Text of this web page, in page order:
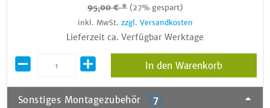
95,00 € * (27% gespart)
inkl. MwSt. zzgl. Versandkosten
Lieferzeit ca. Verfügbar Werktage
In den Warenkorb
Sonstiges Montagezubehör 7